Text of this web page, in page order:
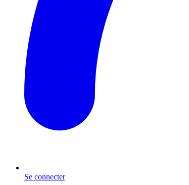
Se connecter